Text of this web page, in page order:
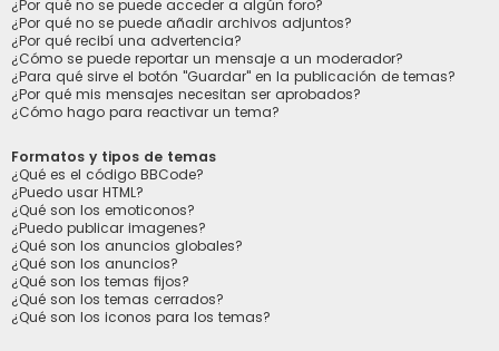
¿Por qué no se puede acceder a algún foro?
¿Por qué no se puede añadir archivos adjuntos?
¿Por qué recibí una advertencia?
¿Cómo se puede reportar un mensaje a un moderador?
¿Para qué sirve el botón "Guardar" en la publicación de temas?
¿Por qué mis mensajes necesitan ser aprobados?
¿Cómo hago para reactivar un tema?
Formatos y tipos de temas
¿Qué es el código BBCode?
¿Puedo usar HTML?
¿Qué son los emoticonos?
¿Puedo publicar imagenes?
¿Qué son los anuncios globales?
¿Qué son los anuncios?
¿Qué son los temas fijos?
¿Qué son los temas cerrados?
¿Qué son los iconos para los temas?